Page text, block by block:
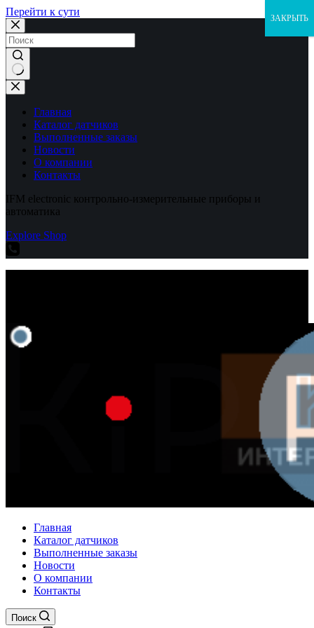
Перейти к сути
Ничего
не
найденоГлавная
Каталог датчиков
Выполненные заказы
Новости
О компании
Контакты
IFM electronic контрольно-измерительные приборы и
автоматика
Explore Shop
Главная
Каталог датчиков
Выполненные заказы
Новости
О компании
Контакты
Поиск
ЗАКРЫТЬ